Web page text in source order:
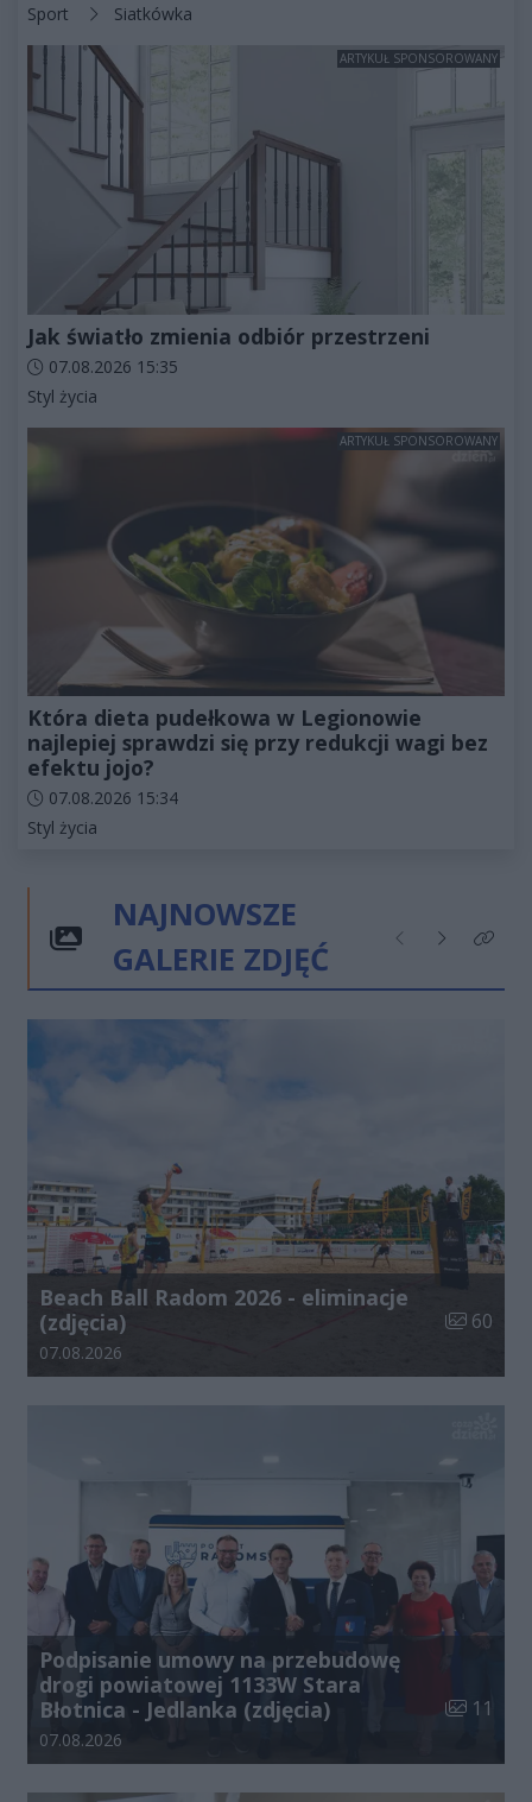
Kategorie artykułu:
Sport Siatkówka
ARTYKUŁ SPONSOROWANY
Jak światło zmienia odbiór przestrzeni
Data dodania artykułu:
07.08.2026 15:35
Kategorie artykułu:
Styl życia
ARTYKUŁ SPONSOROWANY
Która dieta pudełkowa w Legionowie
najlepiej sprawdzi się przy redukcji wagi bez
efektu jojo?
Data dodania artykułu:
07.08.2026 15:34
Kategorie artykułu:
Styl życia
NAJNOWSZE
GALERIE ZDJĘĆ
Poprzednie
NastępneKliknij
Beach Ball Radom 2026 - eliminacje
(zdjęcia)
Liczba
60
Data dodania galerii:
07.08.2026
Podpisanie umowy na przebudowę
drogi powiatowej 1133W Stara
Błotnica - Jedlanka (zdjęcia)
Liczba
11
Data dodania galerii:
07.08.2026